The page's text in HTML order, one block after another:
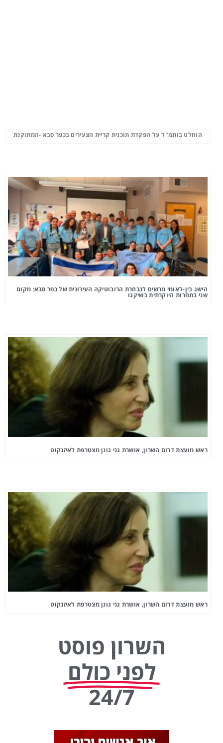
הוחלט בותמ"ל על הפקדת תוכנית קריית הצעירים בכפר סבא -המתוקנת
הישג בין-לאומי מרשים לנבחרת הרובוטיקה העירונית של כפר סבא: מקום
שני בתחרות היוקרתית בשיקגו
ראש מועצת דרום השרון, אושרת גני גונן מצטרפת לאיזנקוט
ראש מועצת דרום השרון, אושרת גני גונן מצטרפת לאיזנקוט
השרון פוסט
לפני כולם
24/7